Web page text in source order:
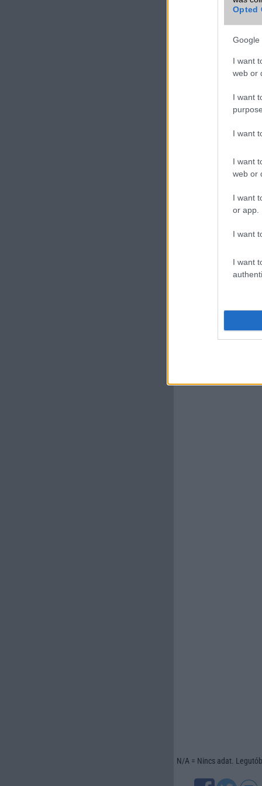
Opted
Google
I want
web or
I want
I want
I want
web or
I want
or app.
I want
I want
N/A = Nincs adat.